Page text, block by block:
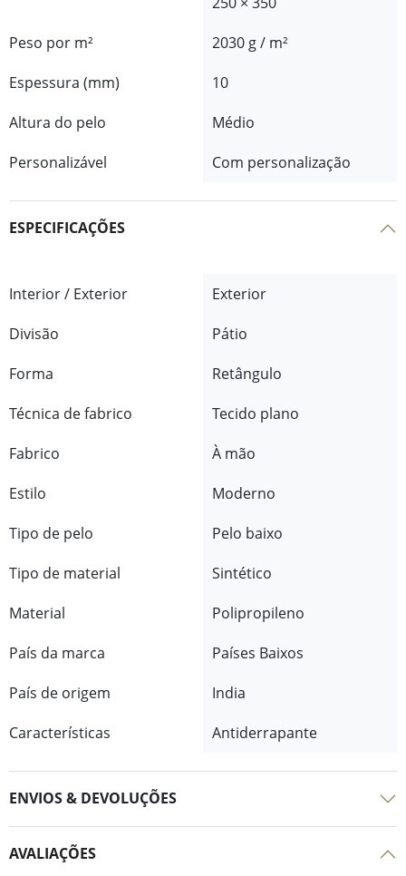
Peso por m²
2030 g / m²
Espessura (mm)
10
Altura do pelo
Médio
Personalizável
Com personalização
ESPECIFICAÇÕES
Interior / Exterior
Exterior
Divisão
Pátio
Forma
Retângulo
Técnica de fabrico
Tecido plano
Fabrico
À mão
Estilo
Moderno
Tipo de pelo
Pelo baixo
Tipo de material
Sintético
Material
Polipropileno
País da marca
Países Baixos
País de origem
India
Características
Antiderrapante
ENVIOS & DEVOLUÇÕES
AVALIAÇÕES